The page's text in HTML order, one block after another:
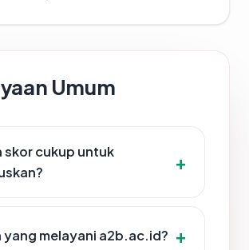
Umum
skor cukup untuk
yang melayani a2b.ac.id?